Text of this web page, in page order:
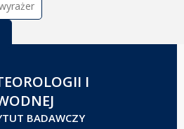
I
BADAWCZY